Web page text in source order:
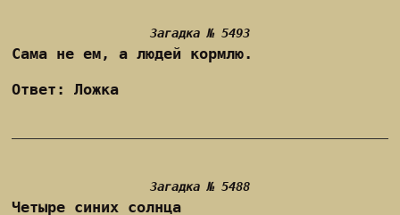
Загадка № 5493
Сама не ем, а людей кормлю.
Ответ: Ложка
Загадка № 5488
Четыре синих солнца